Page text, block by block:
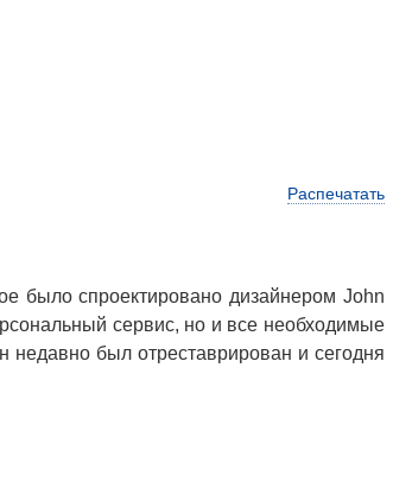
Распечатать
было спроектировано дизайнером John
сервис, но и все необходимые
недавно был отреставрирован и сегодня